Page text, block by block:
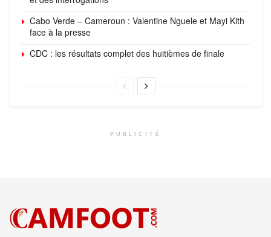
Cabo Verde – Cameroun : Valentine Nguele et Mayi Kith
face à la presse
CDC : les résultats complet des huitièmes de finale
PUBLICITÉ